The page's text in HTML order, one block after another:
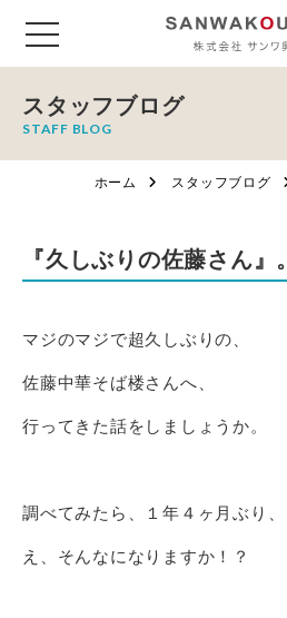
スタッフブログ
STAFF BLOG
ホーム スタッフブログ
『久しぶりの佐藤さん』。
マジのマジで超久しぶりの、
佐藤中華そば楼さんへ、
行ってきた話をしましょうか。
調べてみたら、１年４ヶ月ぶり、
え、そんなになりますか！？